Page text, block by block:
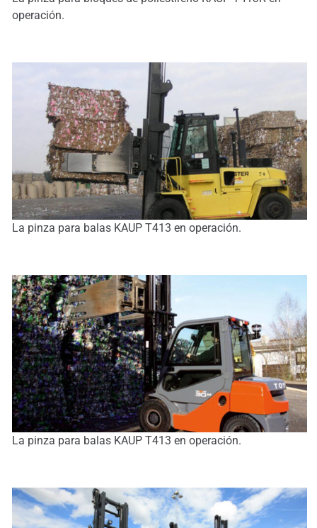
operación.
La pinza para balas KAUP T413 en operación.
La pinza para balas KAUP T413 en operación.